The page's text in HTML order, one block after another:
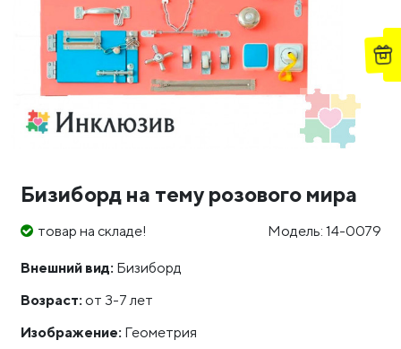
Бизиборд на тему розового мира
товар на складе! Модель: 14-0079
Внешний вид: Бизиборд
Возраст: от 3-7 лет
Изображение: Геометрия